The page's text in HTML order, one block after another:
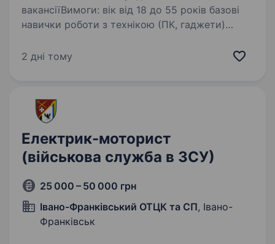
вакансіїВимоги: вік від 18 до 55 років базові
навички роботи з технікою (ПК, гаджети)
ремонт техніки) уважність, швидка реакція,
2 дні тому
Електрик-моторист
(військова служба в ЗСУ)
25 000 – 50 000 грн
Івано-Франківський ОТЦК та СП, Івано-
Франківськ